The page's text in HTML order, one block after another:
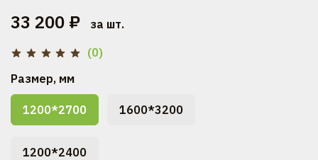
(0)
33 200 ₽ за шт.
Размер, мм
1200*2700 1600*3200
1200*2400